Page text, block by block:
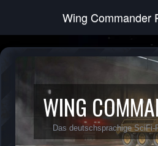
Wing Commander
WING
Das deutschsprachige SciFi-